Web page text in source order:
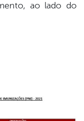
ao lado do